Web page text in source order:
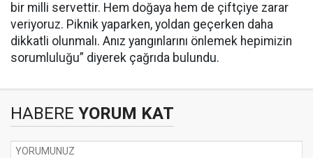
bir milli servettir. Hem doğaya hem de çiftçiye zarar
veriyoruz. Piknik yaparken, yoldan geçerken daha
dikkatli olunmalı. Anız yangınlarını önlemek hepimizin
sorumluluğu” diyerek çağrıda bulundu.
HABERE YORUM KAT